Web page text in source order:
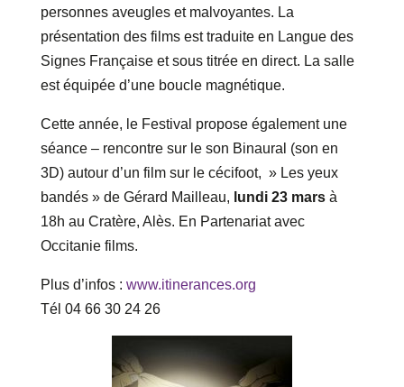
personnes aveugles et malvoyantes. La
présentation des films est traduite en Langue des
Signes Française et sous titrée en direct. La salle
est équipée d’une boucle magnétique.
Cette année, le Festival propose également une
séance – rencontre sur le son Binaural (son en
3D) autour d’un film sur le cécifoot, » Les yeux
bandés » de Gérard Mailleau, lundi 23 marsà
18h au Cratère, Alès. En Partenariat avec
Occitanie films.
Plus d’infos : www.itinerances.org
Tél 04 66 30 24 26